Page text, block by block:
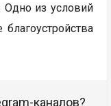
Одно из условий
каналов?